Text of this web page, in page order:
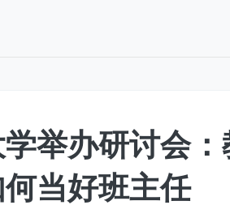
举办研讨会
当好班主任